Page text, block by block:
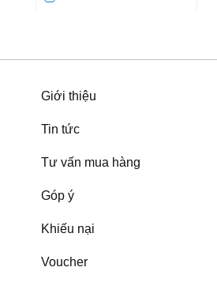
Giới thiệu
Tin tức
Tư vấn mua hàng
Góp ý
Khiếu nại
Voucher